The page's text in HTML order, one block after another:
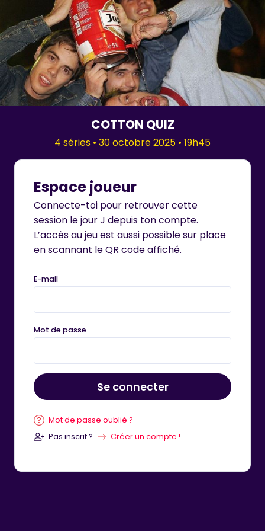
COTTON QUIZ
4 séries • 30 octobre 2025 • 19h45
Espace joueur
Connecte-toi pour retrouver cette
session le jour J depuis ton compte.
L’accès au jeu est aussi possible sur place
en scannant le QR code affiché.
E-mail
Mot de passe
Se connecter
Mot de passe oublié ?
Pas inscrit ?
Créer un compte !